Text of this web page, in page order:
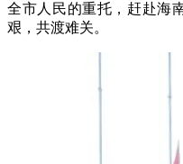
全市人民的重托，赶赴海
艰，共渡难关。